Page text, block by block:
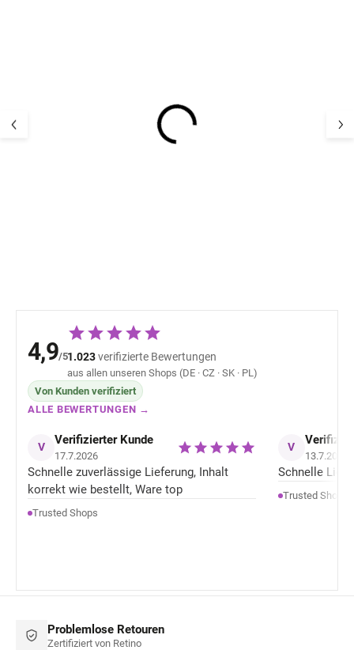
4,9/51.023verifizierte Bewertungen
aus allen unseren Shops (DE · CZ · SK · PL)
Von Kunden verifiziert
ALLE BEWERTUNGEN →
V Verifizierter Kunde
17.7.2026
Schnelle zuverlässige Lieferung, Inhalt
korrekt wie bestellt, Ware top
Trusted Shops
V
13.7.2026
Schnelle
Trusted Shops
Problemlose Retouren
Zertifiziert von Retino